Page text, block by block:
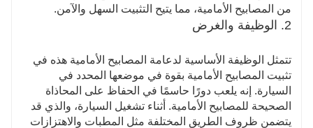
من المصابيح الأمامية، مما يتيح التثبيت السهل والآمن.
2. الوظيفة والغرض
تتمثل الوظيفة الأساسية لدعامة المصابيح الأمامية هذه في
تثبيت المصابيح الأمامية بقوة في موضعها المحدد في
السيارة. إنه يلعب دورًا حاسمًا في الحفاظ على المحاذاة
الصحيحة للمصابيح الأمامية. أثناء تشغيل السيارة، والذي قد
يتضمن ظروف الطريق المختلفة مثل المطبات والاهتزازات